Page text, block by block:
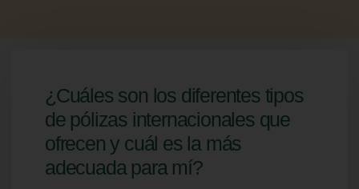
¿Cuáles son los diferentes tipos
de pólizas internacionales que
ofrecen y cuál es la más
adecuada para mí?